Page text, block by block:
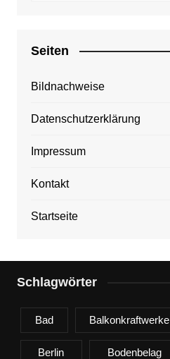
Seiten
Bildnachweise
Datenschutzerklärung
Impressum
Kontakt
Startseite
Schlagwörter
Bad Balkonkraftwerke
Berlin Bodenbelag